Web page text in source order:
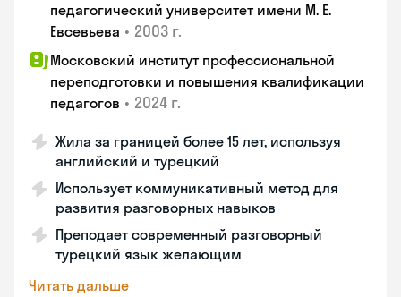
педагогический университет имени М. Е.
Евсевьева • 2003 г.
Московский институт профессиональной
переподготовки и повышения квалификации
педагогов • 2024 г.
Жила за границей более 15 лет, используя
английский и турецкий
Использует коммуникативный метод для
развития разговорных навыков
Преподает современный разговорный
турецкий язык желающим
Читать дальше